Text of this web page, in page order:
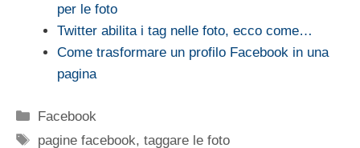
per le foto
Twitter abilita i tag nelle foto, ecco come…
Come trasformare un profilo Facebook in una
pagina
Categorie
Facebook
Tag
pagine facebook,taggare le foto